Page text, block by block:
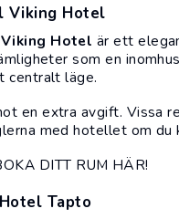
Viking Hotel
Hotel är ett
som en
centralt läge.
en extra avgift. Vissa
med hotellet om du
DITT RUM HÄR!
Tapto